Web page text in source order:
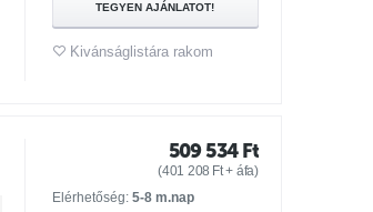
TEGYEN AJÁNLATOT!
Kivánságlistára rakom
509 534 Ft
(401 208 Ft+ áfa)
Elérhetőség: 5-8 m.nap